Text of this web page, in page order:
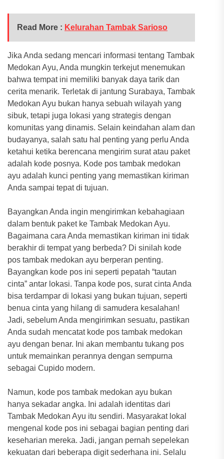
Read More : Kelurahan Tambak Sarioso
Jika Anda sedang mencari informasi tentang Tambak
Medokan Ayu, Anda mungkin terkejut menemukan
bahwa tempat ini memiliki banyak daya tarik dan
cerita menarik. Terletak di jantung Surabaya, Tambak
Medokan Ayu bukan hanya sebuah wilayah yang
sibuk, tetapi juga lokasi yang strategis dengan
komunitas yang dinamis. Selain keindahan alam dan
budayanya, salah satu hal penting yang perlu Anda
ketahui ketika berencana mengirim surat atau paket
adalah kode posnya. Kode pos tambak medokan
ayu adalah kunci penting yang memastikan kiriman
Anda sampai tepat di tujuan.
Bayangkan Anda ingin mengirimkan kebahagiaan
dalam bentuk paket ke Tambak Medokan Ayu.
Bagaimana cara Anda memastikan kiriman ini tidak
berakhir di tempat yang berbeda? Di sinilah kode
pos tambak medokan ayu berperan penting.
Bayangkan kode pos ini seperti pepatah “tautan
cinta” antar lokasi. Tanpa kode pos, surat cinta Anda
bisa terdampar di lokasi yang bukan tujuan, seperti
benua cinta yang hilang di samudera kesalahan!
Jadi, sebelum Anda mengirimkan sesuatu, pastikan
Anda sudah mencatat kode pos tambak medokan
ayu dengan benar. Ini akan membantu tukang pos
untuk memainkan perannya dengan sempurna
sebagai Cupido modern.
Namun, kode pos tambak medokan ayu bukan
hanya sekadar angka. Ini adalah identitas dari
Tambak Medokan Ayu itu sendiri. Masyarakat lokal
mengenal kode pos ini sebagai bagian penting dari
keseharian mereka. Jadi, jangan pernah sepelekan
kekuatan dari beberapa digit sederhana ini. Selalu